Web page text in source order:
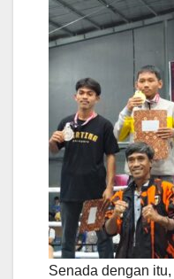
Senada dengan